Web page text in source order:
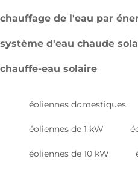
chauffage de l'eau par
système d'eau chaude
chauffe-eau solaire
éoliennes domestiques
éoliennes de 1 kW
éoliennes de 10 kW